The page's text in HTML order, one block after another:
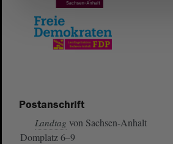
Postanschrift
Landtag von Sachsen-Anhalt
Domplatz 6–9